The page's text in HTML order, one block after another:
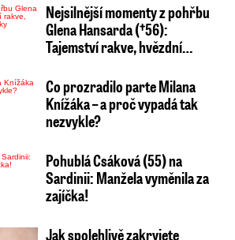
Nejsilnější momenty z pohřbu
Glena Hansarda (†56):
Tajemství rakve, hvězdní…
Co prozradilo parte Milana
Knížáka – a proč vypadá tak
nezvykle?
Pohublá Csáková (55) na
Sardinii: Manžela vyměnila za
zajíčka!
Jak spolehlivě zakryjete